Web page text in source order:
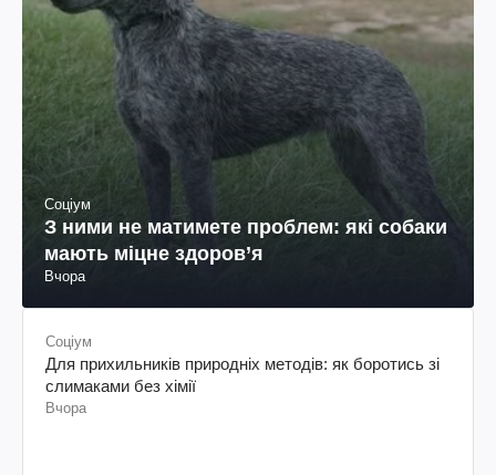
Соціум
З ними не матимете проблем: які собаки
мають міцне здоров’я
Вчора
Соціум
Для прихильників природніх методів: як боротись зі
слимаками без хімії
Вчора